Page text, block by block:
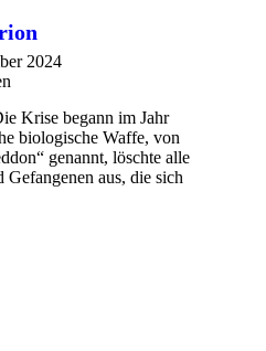
2024
Krise begann im Jahr
biologische Waffe, von
genannt, löschte alle
aus, die sich